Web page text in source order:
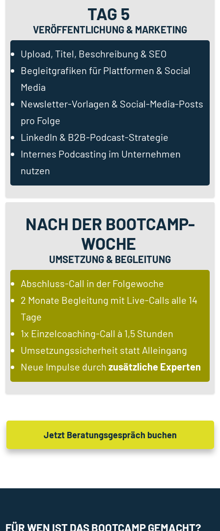
TAG 5
VERÖFFENTLICHUNG & MARKETING
Upload, Titel, Beschreibung & SEO
Begleitgrafiken für Plattformen & Social
Media
Newsletter-Vorlagen & Social-Media-Posts
pro Folge
LinkedIn & B2B-Podcast-Strategie
Internes Podcasting im Unternehmen
nutzen
NACH DER BOOTCAMP-
WOCHE
UMSETZUNG & BEGLEITUNG
Abschluss-Call in der Folgewoche
2 Monate Begleitung mit Live-Calls alle 14
Tage
1x Einzelcoaching-Call à 1,5 Stunden
Umsetzungssicherheit statt Alleingang
Neue Impulse durch zusätzliche Experten
Jetzt Beratungsgespräch buchen
FÜR WEN IST DAS BOOTCAMP GEMACHT?